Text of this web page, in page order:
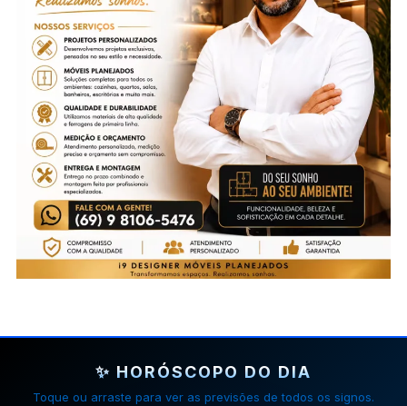
✨ HORÓSCOPO DO DIA
Toque ou arraste para ver as previsões de todos os signos.